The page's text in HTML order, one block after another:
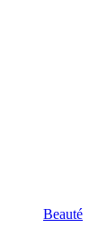
Beauté